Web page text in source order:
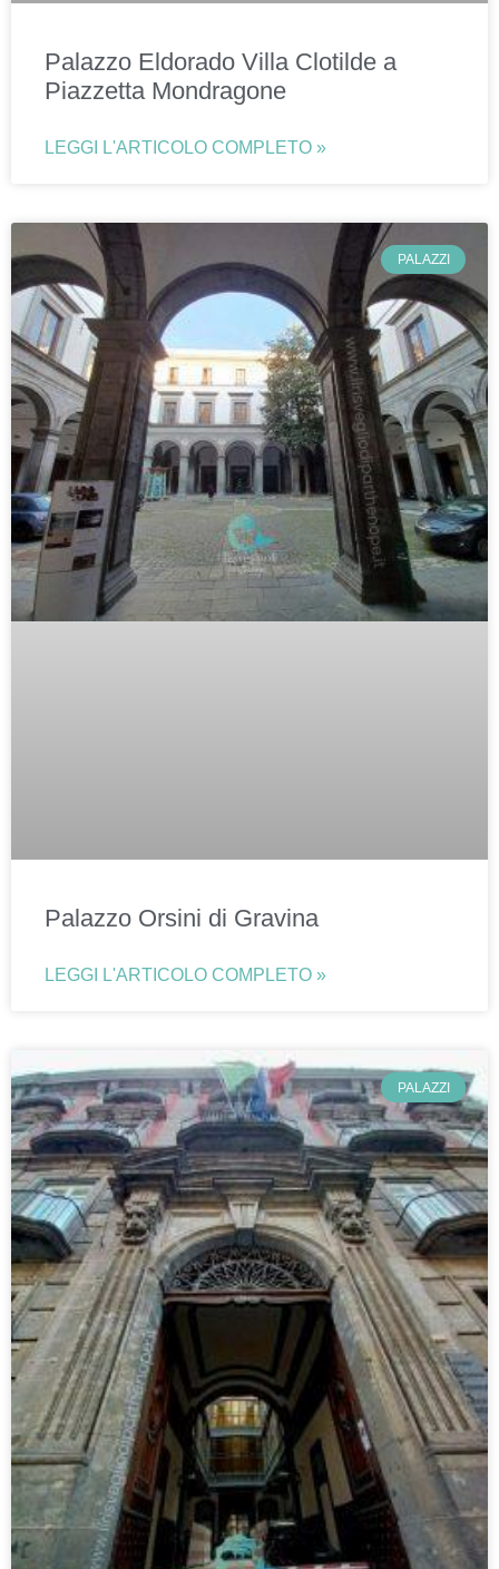
Palazzo Eldorado Villa Clotilde a
Piazzetta Mondragone
LEGGI L'ARTICOLO COMPLETO »
PALAZZI
Palazzo Orsini di Gravina
LEGGI L'ARTICOLO COMPLETO »
PALAZZI